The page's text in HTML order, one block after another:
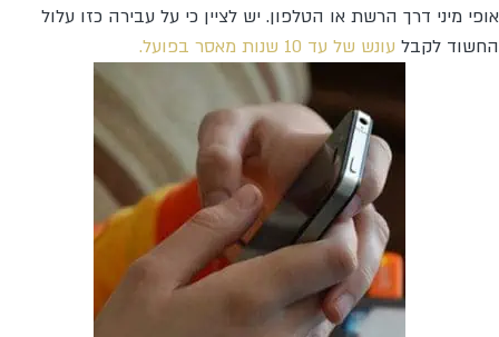
אופי מיני דרך הרשת או הטלפון. יש לציין כי על עבירה כזו עלול
החשוד לקבל עונש של עד 10 שנות מאסר בפועל.